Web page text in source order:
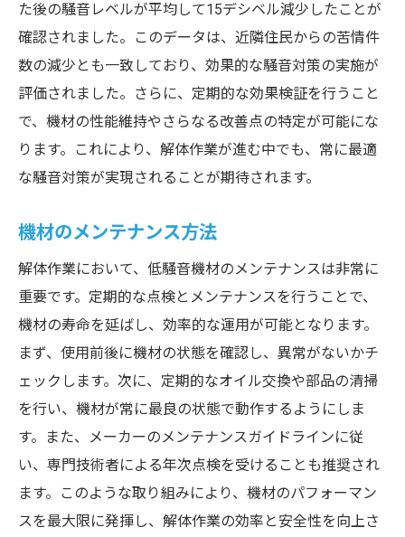
た後の騒音レベルが平均して15デシベル減少したことが
確認されました。このデータは、近隣住民からの苦情件
数の減少とも一致しており、効果的な騒音対策の実施が
評価されました。さらに、定期的な効果検証を行うこと
で、機材の性能維持やさらなる改善点の特定が可能にな
ります。これにより、解体作業が進む中でも、常に最適
な騒音対策が実現されることが期待されます。
機材のメンテナンス方法
解体作業において、低騒音機材のメンテナンスは非常に
重要です。定期的な点検とメンテナンスを行うことで、
機材の寿命を延ばし、効率的な運用が可能となります。
まず、使用前後に機材の状態を確認し、異常がないかチ
ェックします。次に、定期的なオイル交換や部品の清掃
を行い、機材が常に最良の状態で動作するようにしま
す。また、メーカーのメンテナンスガイドラインに従
い、専門技術者による年次点検を受けることも推奨され
ます。このような取り組みにより、機材のパフォーマン
スを最大限に発揮し、解体作業の効率と安全性を向上さ